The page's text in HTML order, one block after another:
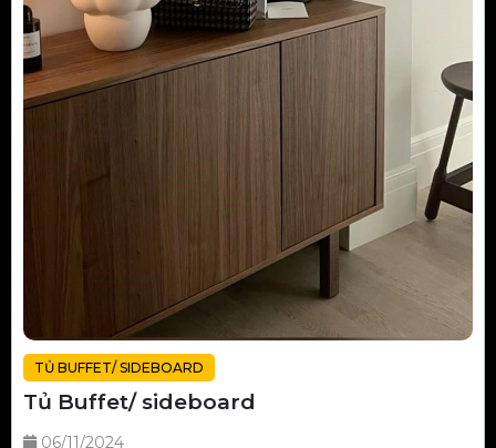
TỦ BUFFET/ SIDEBOARD
Tủ Buffet/ sideboard
06/11/2024